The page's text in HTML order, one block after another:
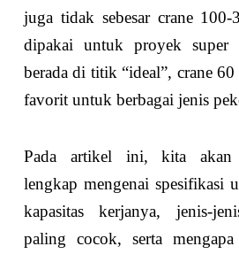
juga tidak sebesar crane
dipakai untuk proyek super
berada di titik “ideal”, crane
favorit untuk berbagai jenis
Pada artikel ini, kita akan
lengkap mengenai spesifikasi
kapasitas kerjanya, jenis-
paling cocok, serta